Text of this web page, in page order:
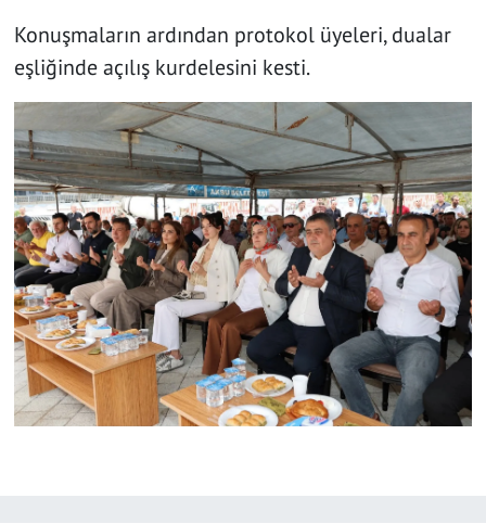
Konuşmaların ardından protokol üyeleri, dualar
eşliğinde açılış kurdelesini kesti.